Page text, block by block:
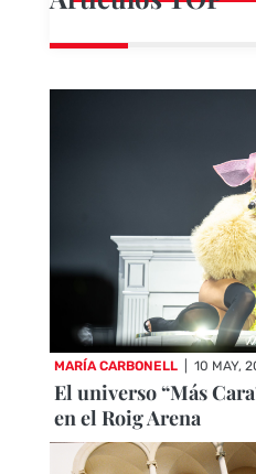
MARÍA CARBONELL 10 MAY,
El universo “Más
en el Roig Arena